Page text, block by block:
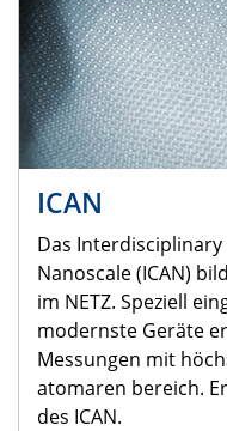
ICAN
Das
Nanoscale (ICAN)
im NETZ. Speziell
modernste Geräte
Messungen mit
atomaren bereich.
des ICAN.